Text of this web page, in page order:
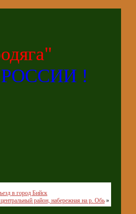
РОССИИ !
в город Бийск
район, набережная на р. Обь »